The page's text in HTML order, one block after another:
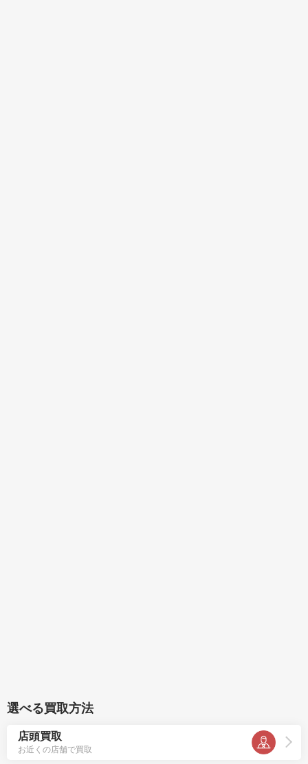
選べる買取方法
店頭買取
お近くの店舗で買取